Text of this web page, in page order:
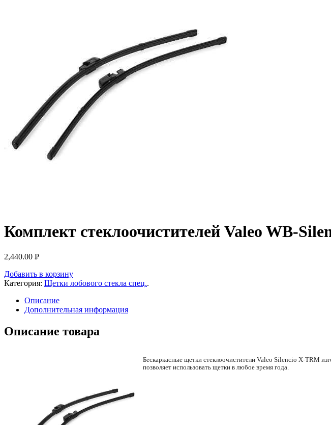
Комплект стеклоочистителей Valeo WB-
2,440.00 Р
Добавить в корзину
Категория: Щетки лобового стекла спец..
Описание
Дополнительная информация
Описание товара
Бескаркасные щетки стеклоочистители Valeo Silencio X-TRM
позволяет использовать щетки в любое время года.